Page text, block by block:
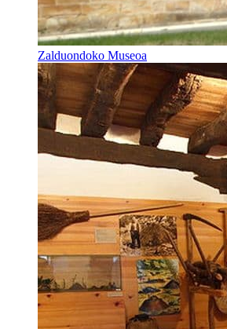
Zalduondoko Museoa